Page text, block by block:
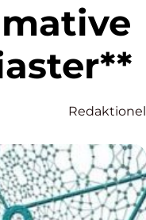
Redaktionel